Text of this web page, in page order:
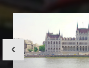
‹